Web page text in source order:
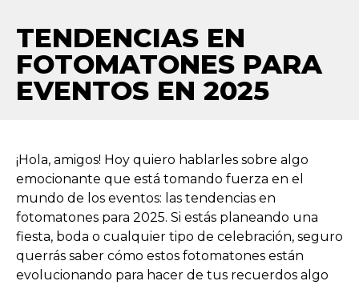
TENDENCIAS EN
FOTOMATONES PARA
EVENTOS EN 2025
¡Hola, amigos! Hoy quiero hablarles sobre algo
emocionante que está tomando fuerza en el
mundo de los eventos: las tendencias en
fotomatones para 2025. Si estás planeando una
fiesta, boda o cualquier tipo de celebración, seguro
querrás saber cómo estos fotomatones están
evolucionando para hacer de tus recuerdos algo